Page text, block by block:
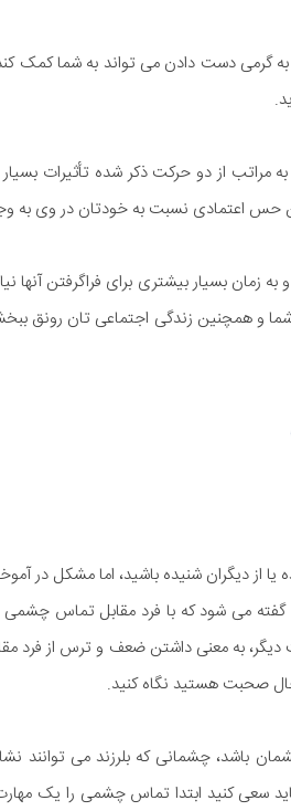
گرمی دست دادن می تواند به شما کمک
مراتب از دو حرکت ذکر شده تأثیرات
حس اعتمادی نسبت به خودتان در وی به
بسیار بیشتری برای فراگرفتن آنها
همچنین زندگی اجتماعی تان رونق ببخشد. در
یا از دیگران شنیده باشید، اما مشکل در
گفته می شود که با فرد مقابل تماس چشمی
دیگر، به معنی داشتن ضعف و ترس از فرد
صحبت هستید نگاه کنید.
باشد، چشمانی که بلرزند می توانند
سعی کنید ابتدا تماس چشمی را یک